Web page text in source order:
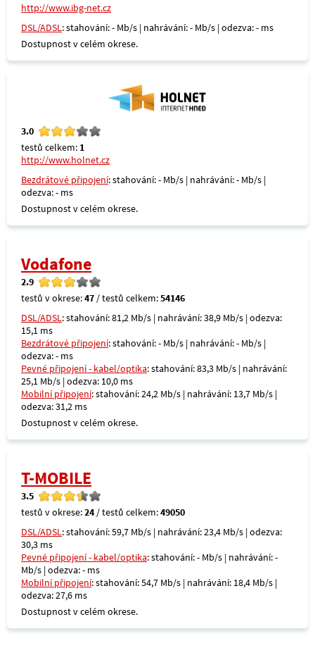
http://www.ibg-net.cz
DSL/ADSL: stahování: - Mb/s | nahrávání: - Mb/s | odezva: - ms
Dostupnost v celém okrese.
3.0
testů celkem: 1
http://www.holnet.cz
Bezdrátové připojení: stahování: - Mb/s | nahrávání: - Mb/s |
odezva: - ms
Dostupnost v celém okrese.
Vodafone
2.9
testů v okrese:47 / testů celkem:54146
DSL/ADSL: stahování: 81,2 Mb/s | nahrávání: 38,9 Mb/s | odezva:
15,1 ms
Bezdrátové připojení: stahování: - Mb/s | nahrávání: - Mb/s |
odezva: - ms
Pevné připojení - kabel/optika: stahování: 83,3 Mb/s | nahrávání:
25,1 Mb/s | odezva: 10,0 ms
Mobilní připojení: stahování: 24,2 Mb/s | nahrávání: 13,7 Mb/s |
odezva: 31,2 ms
Dostupnost v celém okrese.
T-MOBILE
3.5
testů v okrese:24 / testů celkem:49050
DSL/ADSL: stahování: 59,7 Mb/s | nahrávání: 23,4 Mb/s | odezva:
30,3 ms
Pevné připojení - kabel/optika: stahování: - Mb/s | nahrávání: -
Mb/s | odezva: - ms
Mobilní připojení: stahování: 54,7 Mb/s | nahrávání: 18,4 Mb/s |
odezva: 27,6 ms
Dostupnost v celém okrese.